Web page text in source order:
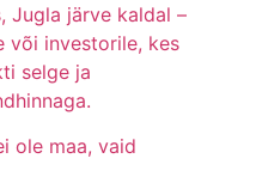
Jugla järve kaldal –
või investorile, kes
selge ja
ole maa, vaid